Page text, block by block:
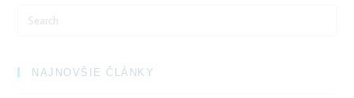
Search
for:
NAJNOVŠIE ČLÁNKY